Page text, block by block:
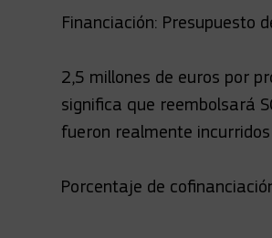
Financiación: Presupuesto
2,5 millones de euros por
significa que reembolsará
fueron realmente
Porcentaje de